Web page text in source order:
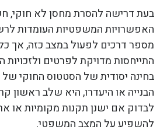
בעת דרישה להסרת מחסן לא חוקי,
האפשרויות המשפטיות העומדות
מספר דרכים לפעול במצב כזה, אך
התייחסות מדויקת לפרטים ולזכויות
בחינה יסודית של הסטטוס החוקי של
הבנייה או היעדרו, היא שלב ראשון
לבדוק אם ישנן תקנות מקומיות או
להשפיע על המצב המשפטי.